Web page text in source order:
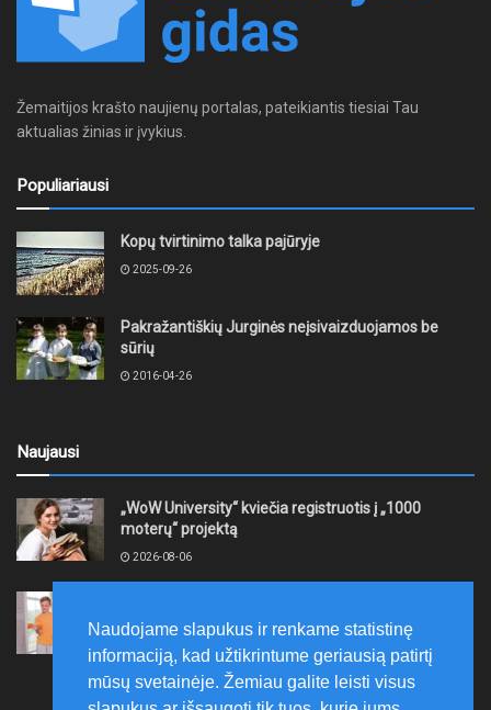
Žemaitijos krašto naujienų portalas, pateikiantis tiesiai Tau
aktualias žinias ir įvykius.
Populiariausi
Kopų tvirtinimo talka pajūryje
2025-09-26
Pakražantiškių Jurginės neįsivaizduojamos be
sūrių
2016-04-26
Naujausi
„WoW University“ kviečia registruotis į „1000
moterų“ projektą
2026-08-06
neformaliojo mokinių sportinio ugdymo programas
2026-08-06
Naudojame slapukus ir renkame statistinę
informaciją, kad užtikrintume geriausią patirtį
mūsų svetainėje. Žemiau galite leisti visus